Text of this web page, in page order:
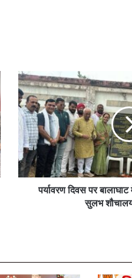
पर्यावरण
दिवस
पर
बालाघाट
में
1.50
करोड़
के
आधुनिक
पर्यावरण दिवस पर
सुलभ